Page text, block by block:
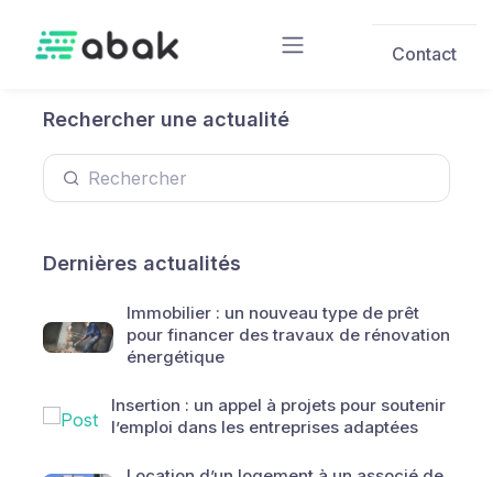
Contact
Rechercher une actualité
Dernières actualités
Immobilier : un nouveau type de prêt
pour financer des travaux de rénovation
énergétique
Insertion : un appel à projets pour soutenir
l’emploi dans les entreprises adaptées